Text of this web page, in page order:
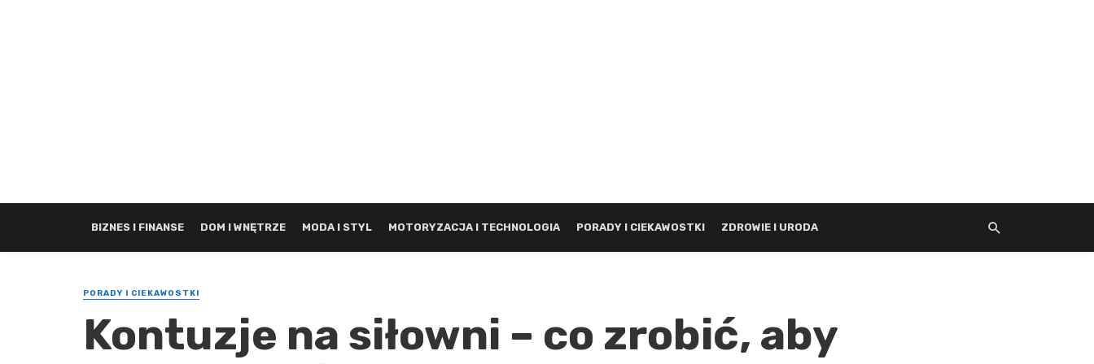
BIZNES I FINANSE DOM I WNĘTRZE MODA I STYL MOTORYZACJA I TECHNOLOGIA PORADY I CIEKAWOSTKI ZDROWIE I URODA
PORADY I CIEKAWOSTKI
Kontuzje na siłowni – co zrobić, aby